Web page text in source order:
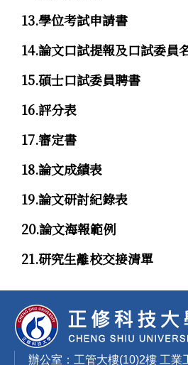
13.學位考試申請書
14.論文口試提報及口試委員
15.碩士口試委員聘書
16.評分表
17.審定書
18.論文成績表
19.論文研討紀錄表
20.論文海報範例
21.研究生離校交接清單
辦公室：工管大樓(10)2樓 工業